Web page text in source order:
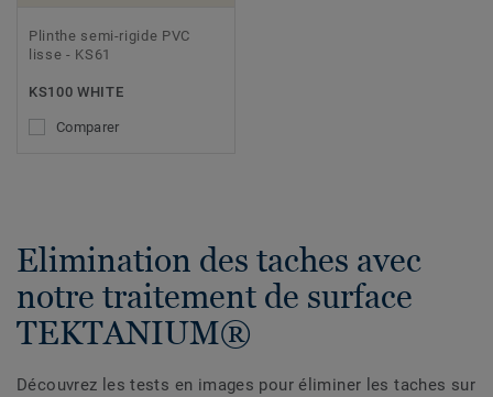
Plinthe semi-rigide PVC
lisse - KS61
KS100 WHITE
Comparer
Elimination des taches avec
notre traitement de surface
TEKTANIUM®
Découvrez les tests en images pour éliminer les taches sur